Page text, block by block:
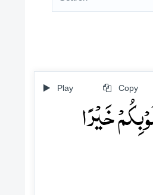
Play Copy
خَیۡرًا